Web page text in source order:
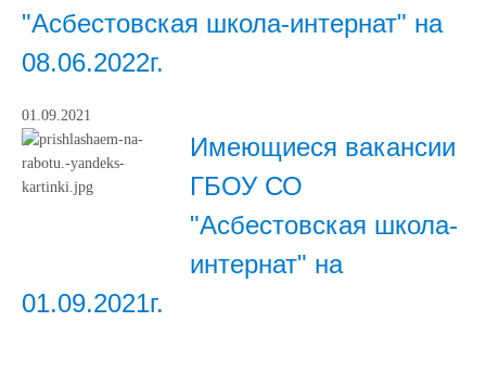
"Асбестовская школа-интернат" на
08.06.2022г.
01.09.2021
Имеющиеся вакансии
ГБОУ СО
"Асбестовская школа-
интернат" на
01.09.2021г.